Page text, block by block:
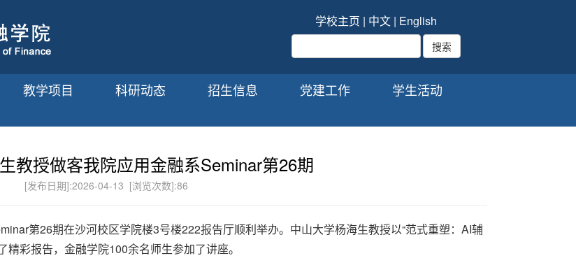
学校主页 | 中文 | English
教学项目 科研动态 招生信息 党建工作
学生活动
教授做客我院应用金融系Seminar第26期
[发布日期]:2026-04-13 [浏览次数]:86
第26期在沙河校区学院楼3号楼222报告厅顺利举办。中山大学杨海生教授以“范式重塑：AI辅
彩报告，金融学院100余名师生参加了讲座。